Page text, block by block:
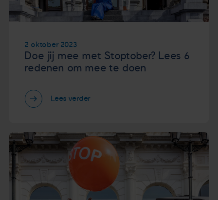
2 oktober 2023
Doe jij mee met Stoptober? Lees 6
redenen om mee te doen
Lees verder